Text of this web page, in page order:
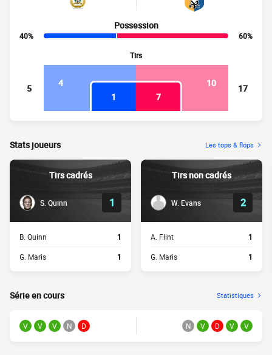
Possession
40%
60%
Tirs
5 4
10
1
7
17
Stats joueurs Les tops & flops
Tirs cadrés
S. Quinn 1
B. Quinn 1
G. Maris 1
Tirs non cadrés
W. Evans 2
A. Flint 1
G. Maris 1
Série en cours Statistiques
V V V N D N V D V V